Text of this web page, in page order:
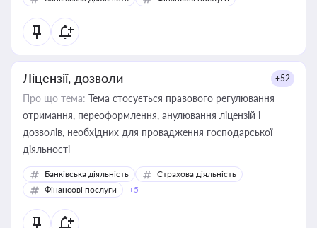
Ліцензії, дозволи +52
Про що тема: Тема стосується правового регулювання
отримання, переоформлення, анулювання ліцензій і
дозволів, необхідних для провадження господарської
діяльності
Банківська діяльність
Страхова діяльність
Фінансові послуги
+5